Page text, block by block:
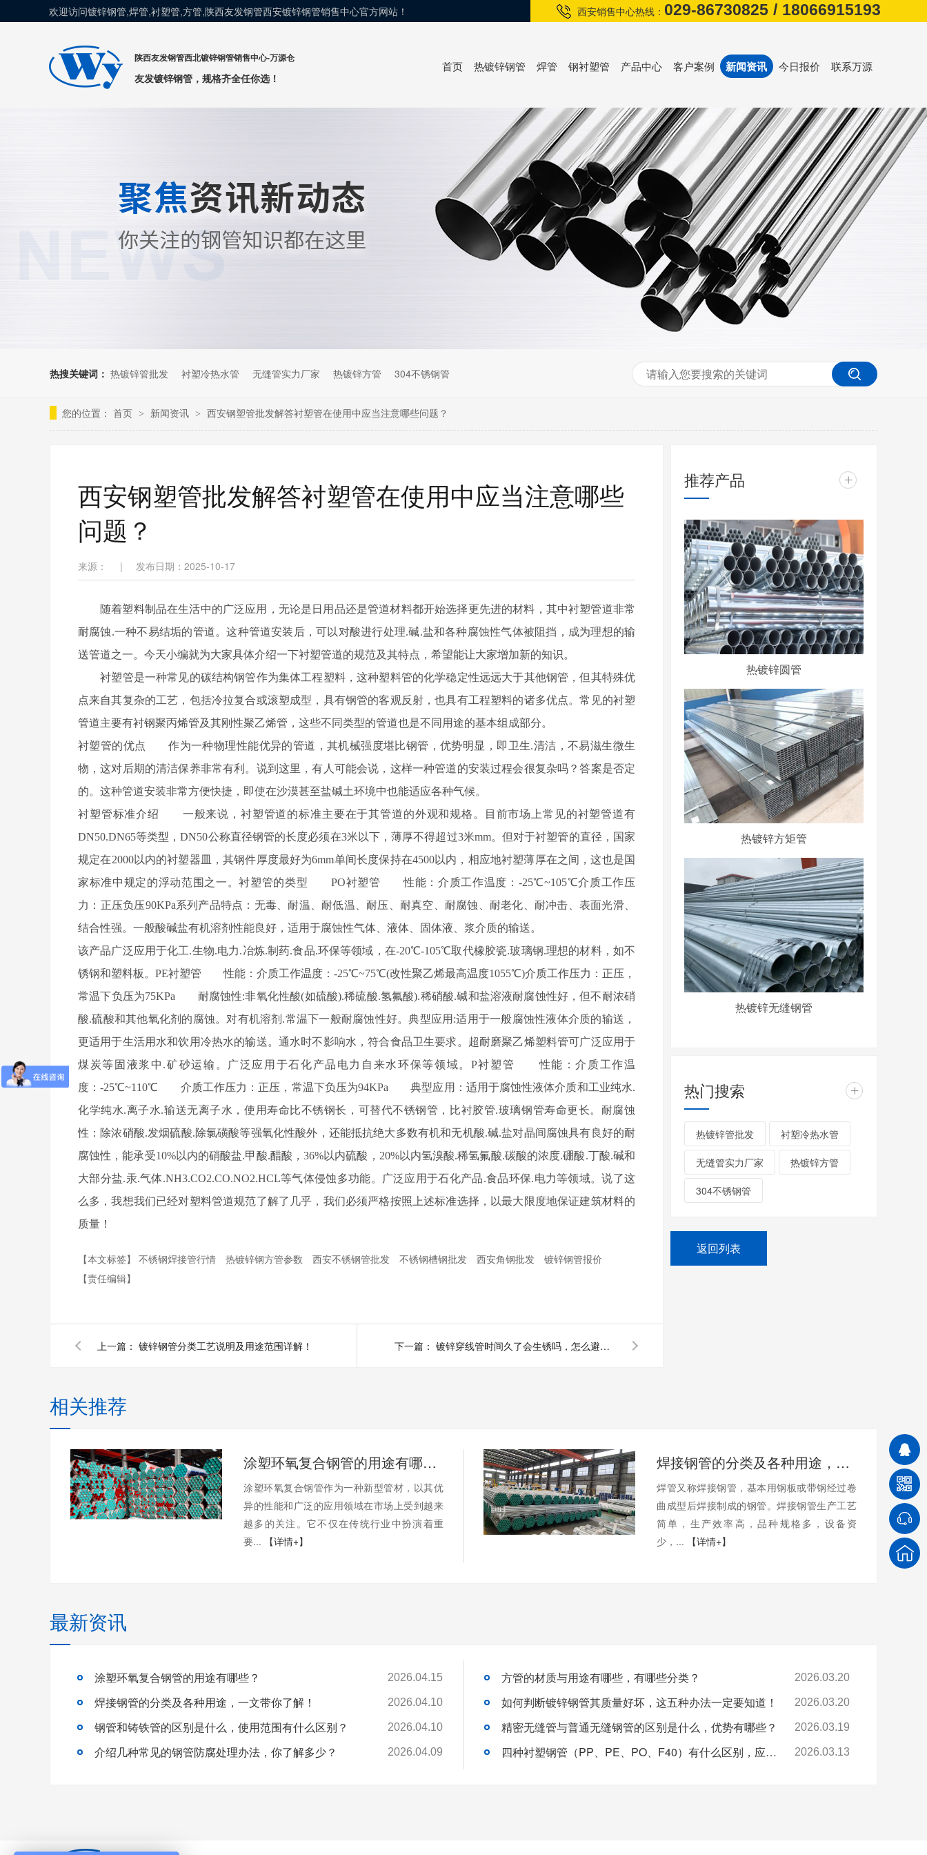
西安销售中心热线： 029-86730825 / 18066915193
欢迎访问镀锌钢管,焊管,衬塑管,方管,陕西友发钢管西安镀锌钢管销售中心官方网站！
陕西友发钢管西北镀锌钢管销售中心-万源仓
友发镀锌钢管，规格齐全任你选！
首页 热镀锌钢管 焊管 钢衬塑管 产品中心 客户案例 新闻资讯 今日报价 联系万源
热搜关键词： 热镀锌管批发 衬塑冷热水管 无缝管实力厂家 热镀锌方管 304不锈钢管
您的位置： 首页 > 新闻资讯 > 西安钢塑管批发解答衬塑管在使用中应当注意哪些问题？
西安钢塑管批发解答衬塑管在使用中应当注意哪些
问题？
来源： | 发布日期：2025-10-17
随着塑料制品在生活中的广泛应用，无论是日用品还是管道材料都开始选择更先进的材料，其中衬塑管道非常
耐腐蚀.一种不易结垢的管道。这种管道安装后，可以对酸进行处理.碱.盐和各种腐蚀性气体被阻挡，成为理想的输
送管道之一。今天小编就为大家具体介绍一下衬塑管道的规范及其特点，希望能让大家增加新的知识。
衬塑管是一种常见的碳结构钢管作为集体工程塑料，这种塑料管的化学稳定性远远大于其他钢管，但其特殊优
点来自其复杂的工艺，包括冷拉复合或滚塑成型，具有钢管的客观反射，也具有工程塑料的诸多优点。常见的衬塑
管道主要有衬钢聚丙烯管及其刚性聚乙烯管，这些不同类型的管道也是不同用途的基本组成部分。
衬塑管的优点 作为一种物理性能优异的管道，其机械强度堪比钢管，优势明显，即卫生.清洁，不易滋生微生
物，这对后期的清洁保养非常有利。说到这里，有人可能会说，这样一种管道的安装过程会很复杂吗？答案是否定
的。这种管道安装非常方便快捷，即使在沙漠甚至盐碱土环境中也能适应各种气候。
衬塑管标准介绍 一般来说，衬塑管道的标准主要在于其管道的外观和规格。目前市场上常见的衬塑管道有
DN50.DN65等类型，DN50公称直径钢管的长度必须在3米以下，薄厚不得超过3米mm。但对于衬塑管的直径，国家
规定在2000以内的衬塑器皿，其钢件厚度最好为6mm单间长度保持在4500以内，相应地衬塑薄厚在之间，这也是国
家标准中规定的浮动范围之一。衬塑管的类型 PO衬塑管 性能：介质工作温度：-25℃~105℃介质工作压
力：正压负压90KPa系列产品特点：无毒、耐温、耐低温、耐压、耐真空、耐腐蚀、耐老化、耐冲击、表面光滑、
结合性强。一般酸碱盐有机溶剂性能良好，适用于腐蚀性气体、液体、固体液、浆介质的输送。
该产品广泛应用于化工.生物.电力.冶炼.制药.食品.环保等领域，在-20℃-105℃取代橡胶瓷.玻璃钢.理想的材料，如不
锈钢和塑料板。PE衬塑管 性能：介质工作温度：-25℃~75℃(改性聚乙烯最高温度1055℃)介质工作压力：正压，
常温下负压为75KPa 耐腐蚀性:非氧化性酸(如硫酸).稀硫酸.氢氟酸).稀硝酸.碱和盐溶液耐腐蚀性好，但不耐浓硝
酸.硫酸和其他氧化剂的腐蚀。对有机溶剂.常温下一般耐腐蚀性好。典型应用:适用于一般腐蚀性液体介质的输送，
更适用于生活用水和饮用冷热水的输送。通水时不影响水，符合食品卫生要求。超耐磨聚乙烯塑料管可广泛应用于
煤炭等固液浆中.矿砂运输。广泛应用于石化产品电力自来水环保等领域。P衬塑管 性能：介质工作温
度：-25℃~110℃ 介质工作压力：正压，常温下负压为94KPa 典型应用：适用于腐蚀性液体介质和工业纯水.
化学纯水.离子水.输送无离子水，使用寿命比不锈钢长，可替代不锈钢管，比衬胶管.玻璃钢管寿命更长。耐腐蚀
性：除浓硝酸.发烟硫酸.除氯磺酸等强氧化性酸外，还能抵抗绝大多数有机和无机酸.碱.盐对晶间腐蚀具有良好的耐
腐蚀性，能承受10%以内的硝酸盐.甲酸.醋酸，36%以内硫酸，20%以内氢溴酸.稀氢氟酸.碳酸的浓度.硼酸.丁酸.碱和
大部分盐.汞.气体.NH3.CO2.CO.NO2.HCL等气体侵蚀多功能。广泛应用于石化产品.食品环保.电力等领域。说了这
么多，我想我们已经对塑料管道规范了解了几乎，我们必须严格按照上述标准选择，以最大限度地保证建筑材料的
质量！
【本文标签】 不锈钢焊接管行情 热镀锌钢方管参数 西安不锈钢管批发 不锈钢槽钢批发 西安角钢批发
镀锌钢管报价
【责任编辑】
上一篇： 镀锌钢管分类工艺说明及用途范围详解！ 下一篇： 镀锌穿线管时间久了会生锈吗，怎么避免？
推荐产品 +
热镀锌圆管
热镀锌方矩管
热镀锌无缝钢管
热门搜索 +
热镀锌管批发 衬塑冷热水管
无缝管实力厂家 热镀锌方管
304不锈钢管
返回列表
相关推荐
涂塑环氧复合钢管的用途有哪些？
涂塑环氧复合钢管作为一种新型管材，以其优
异的性能和广泛的应用领域在市场上受到越来
越多的关注。它不仅在传统行业中扮演着重
要...
【详情+】
焊接钢管的分类及各种用途，一文带你了解！
焊管又称焊接钢管，基本用钢板或带钢经过卷
曲成型后焊接制成的钢管。焊接钢管生产工艺
简单，生产效率高，品种规格多，设备资
少，...
【详情+】
最新资讯
涂塑环氧复合钢管的用途有哪些？ 2026.04.15
焊接钢管的分类及各种用途，一文带你了解！ 2026.04.10
钢管和铸铁管的区别是什么，使用范围有什么区别？ 2026.04.10
介绍几种常见的钢管防腐处理办法，你了解多少？ 2026.04.09
方管的材质与用途有哪些，有哪些分类？ 2026.03.20
如何判断镀锌钢管其质量好坏，这五种办法一定要知道！ 2026.03.20
精密无缝管与普通无缝钢管的区别是什么，优势有哪些？ 2026.03.19
四种衬塑钢管（PP、PE、PO、F40）有什么区别，应用领域一样吗？ 2026.03.13